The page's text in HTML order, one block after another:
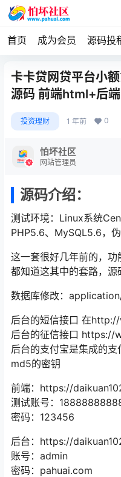
首页 成为会员 源码投
卡卡贷网贷平台小
源码 前端html+后
投资理财 1 年前 0
怕坏社区
网站管理员
源码介绍：
测试环境：Linux系统
PHP5.6、MySQL5.6，
这一套很好几年前的，
都知道这其中的套路，源
数据库修改：
后台的短信接口 在
后台的征信接口 https://
后台的支付宝是集成的
md5的密钥
前端：https://
测试账号：
密码：123456
后台：https://
账号：admin
密码：pahuai.com